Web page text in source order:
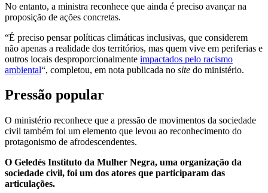
No entanto, a ministra reconhece que ainda é preciso avançar na
proposição de ações concretas.
“É preciso pensar políticas climáticas inclusivas, que considerem
não apenas a realidade dos territórios, mas quem vive em periferias e
outros locais desproporcionalmente impactados pelo racismo
ambiental“, completou, em nota publicada no site do ministério.
Pressão popular
O ministério reconhece que a pressão de movimentos da sociedade
civil também foi um elemento que levou ao reconhecimento do
protagonismo de afrodescendentes.
O Geledés Instituto da Mulher Negra, uma organização da
sociedade civil, foi um dos atores que participaram das
articulações.